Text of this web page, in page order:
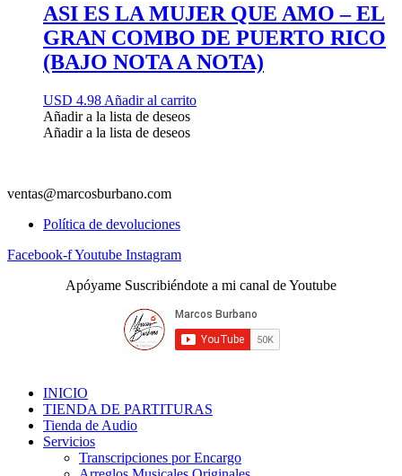
ASI ES LA MUJER QUE AMO – EL
GRAN COMBO DE PUERTO RICO
(BAJO NOTA A NOTA)
USD 4.98 Añadir al carrito
Añadir a la lista de deseos
Añadir a la lista de deseos
ventas@marcosburbano.com
Política de devoluciones
Facebook-fYoutube Instagram
Apóyame Suscribiéndote a mi canal de Youtube
INICIO
TIENDA DE PARTITURAS
Tienda de Audio
Servicios
Transcripciones por Encargo